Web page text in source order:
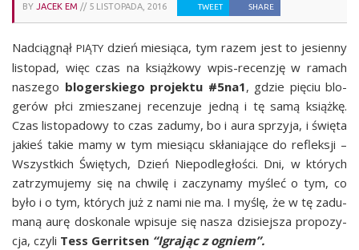
BY JACEK EM // 5 LISTOPADA, 2016 TWEET SHARE
Nad­cią­gnął PIĄTYdzień mie­sią­ca, tym razem jest to jesien­ny
listo­pad, więc czas na książ­ko­wy wpis-recen­zję w ramach
nasze­go blo­ger­skie­go pro­jek­tu #5na1, gdzie pię­ciu blo­
ge­rów płci zmie­sza­nej recen­zu­je jed­ną i tę samą książ­kę.
Czas listo­pa­do­wy to czas zadu­my, bo i aura sprzy­ja, i świę­ta
jakieś takie mamy w tym mie­sią­cu skła­nia­ją­ce do reflek­sji –
Wszyst­kich Świę­tych, Dzień Nie­pod­le­gło­ści. Dni, w któ­rych
zatrzy­mu­je­my się na chwi­lę i zaczy­na­my myśleć o tym, co
było i o tym, któ­rych już z nami nie ma. I myślę, że w tę zadu­
ma­ną aurę dosko­na­le wpi­su­je się nasza dzi­siej­sza pro­po­zy­
cja, czy­li Tess Ger­rit­sen “Igra­jąc z ogniem”.